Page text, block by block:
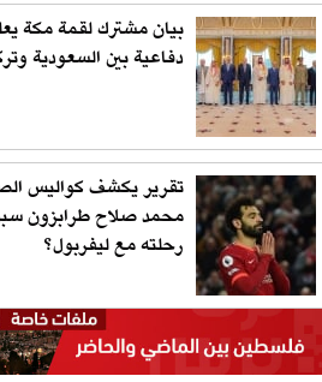
بيان مشترك لقمة مكة
دفاعية بين السعودية
تقرير يكشف كواليس
محمد صلاح طرابزون
رحلته مع ليفربول؟